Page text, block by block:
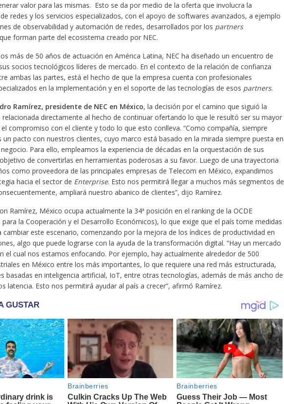
valor para las mismas. Esto se da por medio de la oferta que involucra la
redes y los servicios especializados, con el apoyo de softwares avanzados, a ejemplo
de observabilidad y automación de redes, desarrollados por los partners
forman parte del ecosistema creado por NEC.
más de 50 años de actuación en América Latina, NEC ha diseñado un encuentro de
socios tecnológicos líderes de mercado. En el contexto de la relación de confianza
ambas las partes, está el hecho de que la empresa cuenta con profesionales
en la implementación y en el soporte de las tecnologías de esos partners.
Ramírez, presidente de NEC en México, la decisión por el camino que siguió la
relacionada directamente al hecho de continuar ofertando lo que le resultó ser su mayor
compromiso con el cliente y todo lo que esto conlleva. “Como compañía, siempre
un pacto con nuestros clientes, cuyo marco está basado en la mirada siempre puesta en
Para ello, empleamos la experiencia de décadas en la orquestación de sus
de convertirlas en herramientas poderosas a su favor. Luego de una trayectoria
como proveedora de las principales empresas de Telecom en México, expandimos
hacia el sector de Enterprise. Esto nos permitirá llegar a muchos más segmentos de
ampliará nuestro abanico de clientes”, dijo Ramírez.
Ramírez, México ocupa actualmente la 34ª posición en el ranking de la OCDE
para la Cooperación y el Desarrollo Económicos), lo que exige que el país tome medidas
cambiar este escenario, comenzando por la mejora de los índices de productividad en
algo que puede lograrse con la ayuda de la transformación digital. “Hay un mercado
el cual nos estamos enfocando. Por ejemplo, hay actualmente alrededor de 500
en México entre los más importantes, lo que requiere una red más estructurada,
basadas en inteligencia artificial, IoT, entre otras tecnologías, además de más ancho de
latencia. Esto nos permitirá ayudar al país a crecer”, afirmó Ramírez.